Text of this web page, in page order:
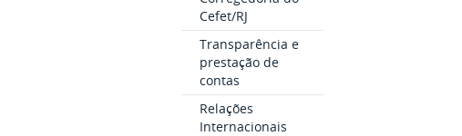
Cefet/RJ
Transparência e
prestação de
contas
Relações
Internacionais